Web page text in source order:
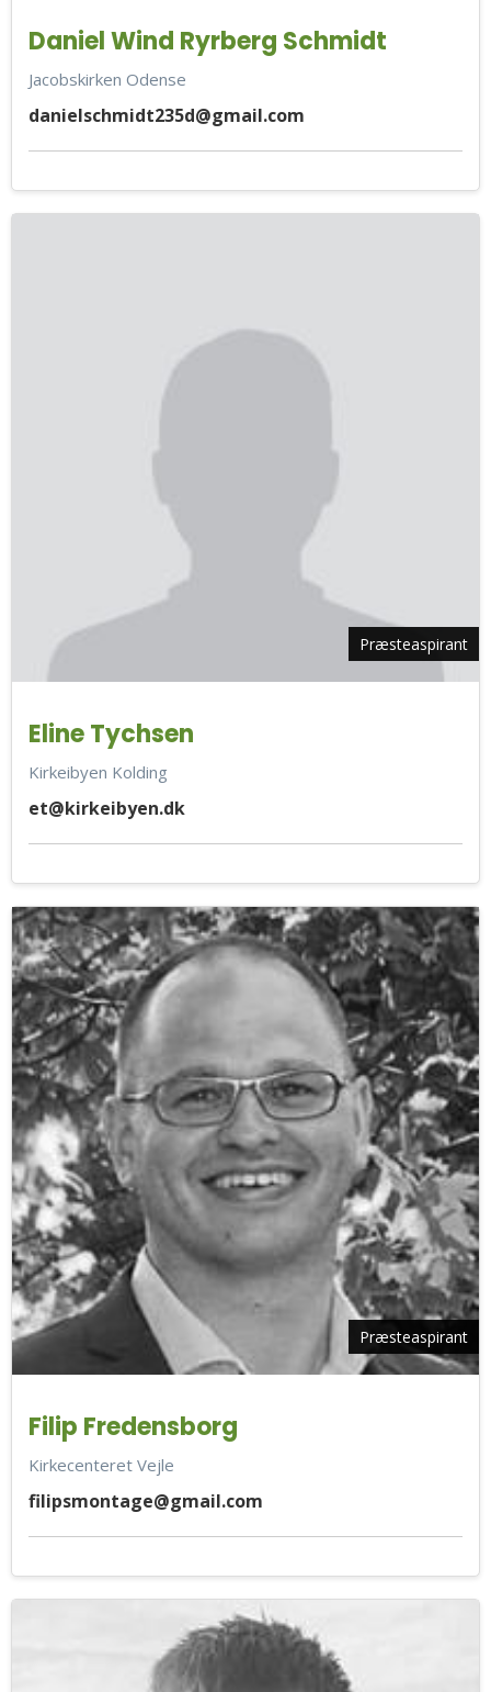
Daniel Wind Ryrberg Schmidt
Jacobskirken Odense
danielschmidt235d@gmail.com
Præsteaspirant
Eline Tychsen
Kirkeibyen Kolding
et@kirkeibyen.dk
Præsteaspirant
Filip Fredensborg
Kirkecenteret Vejle
filipsmontage@gmail.com